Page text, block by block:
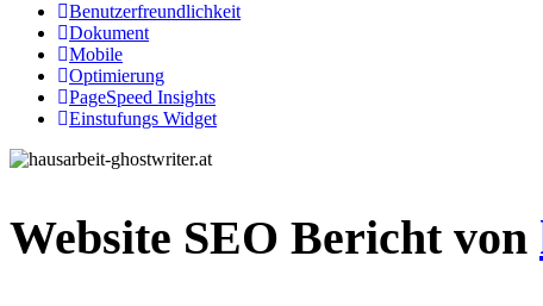
Benutzerfreundlichkeit
Dokument
Mobile
Optimierung
PageSpeed Insights
Einstufungs Widget
Website SEO Bericht von